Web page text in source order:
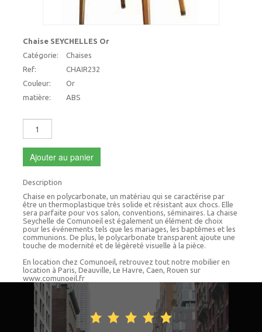
Chaise SEYCHELLES Or
Catégorie:
Chaises
Ref:
CHAIR232
Couleur:
Or
matière:
ABS
Ajouter au panier
Description
Chaise en polycarbonate, un matériau qui se caractérise par
être un thermoplastique très solide et résistant aux chocs. Elle
sera parfaite pour vos salon, conventions, séminaires. La chaise
Seychelle de Comunoeil est également un élément de choix
pour les événements tels que les mariages, les baptêmes et les
communions. De plus, le polycarbonate transparent ajoute une
touche de modernité et de légèreté visuelle à la pièce.
En location chez Comunoeil, retrouvez tout notre mobilier en
location à Paris, Deauville, Le Havre, Caen, Rouen sur
www.comunoeil.fr